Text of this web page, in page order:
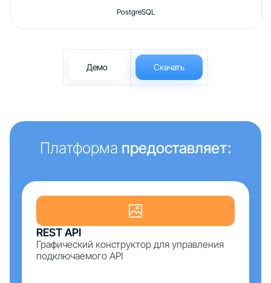
PostgreSQL
Демо Скачать
Платформа предоставляет:
REST API
Графический конструктор для управления
подключаемого API